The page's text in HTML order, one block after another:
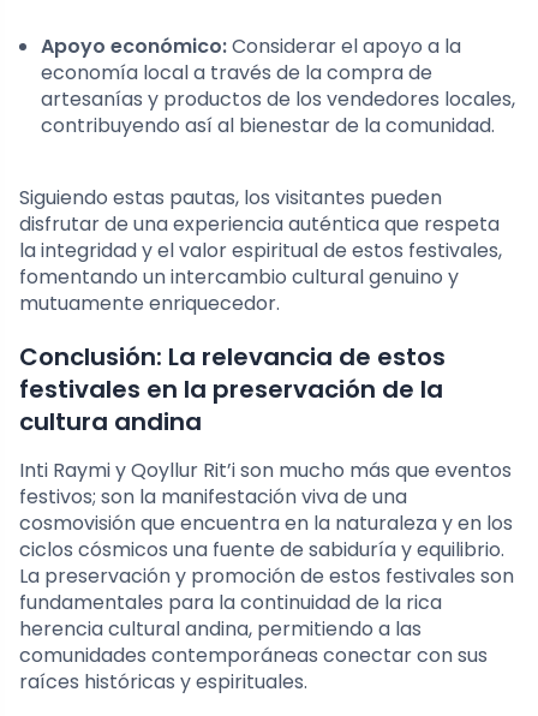
Apoyo económico:Considerar el apoyo a la
economía local a través de la compra de
artesanías y productos de los vendedores locales,
contribuyendo así al bienestar de la comunidad.
Siguiendo estas pautas, los visitantes pueden
disfrutar de una experiencia auténtica que respeta
la integridad y el valor espiritual de estos festivales,
fomentando un intercambio cultural genuino y
mutuamente enriquecedor.
Conclusión: La relevancia de estos
festivales en la preservación de la
cultura andina
Inti Raymi y Qoyllur Rit’i son mucho más que eventos
festivos; son la manifestación viva de una
cosmovisión que encuentra en la naturaleza y en los
ciclos cósmicos una fuente de sabiduría y equilibrio.
La preservación y promoción de estos festivales son
fundamentales para la continuidad de la rica
herencia cultural andina, permitiendo a las
comunidades contemporáneas conectar con sus
raíces históricas y espirituales.